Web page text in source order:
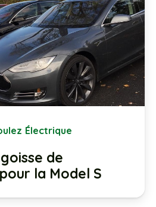
Électrique
de
la Model S